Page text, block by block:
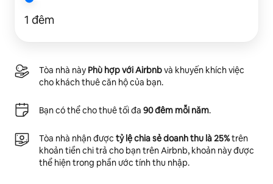
1 đêm
Tòa nhà này Phù hợp với Airbnbvà khuyến khích việc
cho khách thuê căn hộ của bạn.
Bạn có thể cho thuê tối đa 90 đêm mỗi năm.
Tòa nhà nhận được tỷ lệ chia sẻ doanh thu là 25%trên
khoản tiền chi trả cho bạn trên Airbnb, khoản này được
thể hiện trong phần ước tính thu nhập.